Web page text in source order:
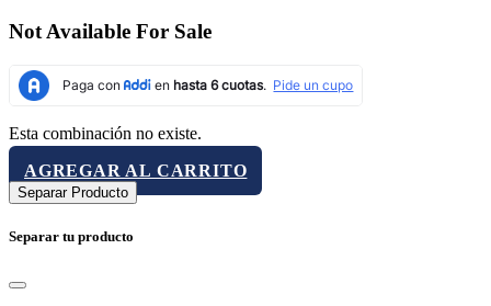
Not Available For Sale
Esta combinación no existe.
AGREGAR AL CARRITO
Separar Producto
Separar tu producto